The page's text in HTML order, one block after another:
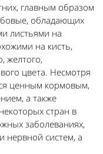
главным образом
обладающих
листьями на
на кисть,
желтого,
цвета. Несмотря
ценным кормовым,
а также
стран в
заболеваниях,
нервной систем, а